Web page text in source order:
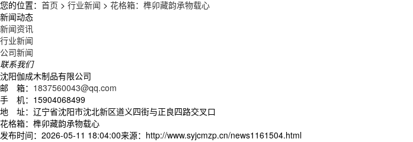
您的位置： 首页 > 行业新闻 > 花格箱：榫卯藏韵承物载心
新闻动态
新闻资讯
行业新闻
公司新闻
联系我们
沈阳伽成木制品有限公司
邮 箱： 1837560043@qq.com
手 机：15904068499
地 址：辽宁省沈阳市沈北新区道义四街与正良四路交叉口
花格箱：榫卯藏韵承物载心
发布时间：2026-05-11 18:04:00来源：http://www.syjcmzp.cn/news1161504.html